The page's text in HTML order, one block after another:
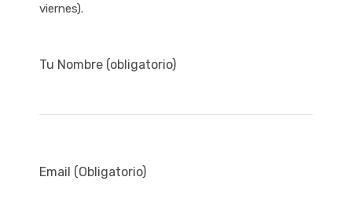
viernes).
Tu Nombre (obligatorio)
Email (Obligatorio)